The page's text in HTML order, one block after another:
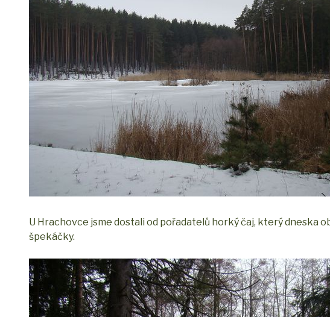
U Hrachovce jsme dostali od pořadatelů horký čaj, který dneska
špekáčky.